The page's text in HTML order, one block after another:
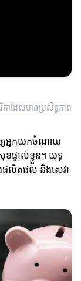
ដែលមានប្រសិទ្ធភាព
ឲ្យអ្នកយកចំណាយ
ទាល់ខ្លួន។ យុទ្ធ
ងផលិតផល និងសេវា